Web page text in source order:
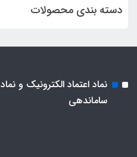
دسته بندی محصولات
نماد اعتماد الکترونیک و نماد
ساماندهی